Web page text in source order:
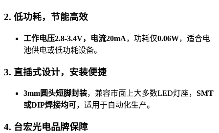
2. 低功耗，节能高效
工作电压2.8-3.4V，电流20mA，功耗仅0.06W，适合电
池供电或低功耗设备。
3. 直插式设计，安装便捷
3mm圆头短脚封装，兼容市面上大多数LED灯座， SMT
或DIP焊接均可，适用于自动化生产。
4. 台宏光电品牌保障